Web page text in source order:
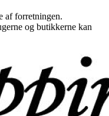
af forretningen.
og butikkerne kan